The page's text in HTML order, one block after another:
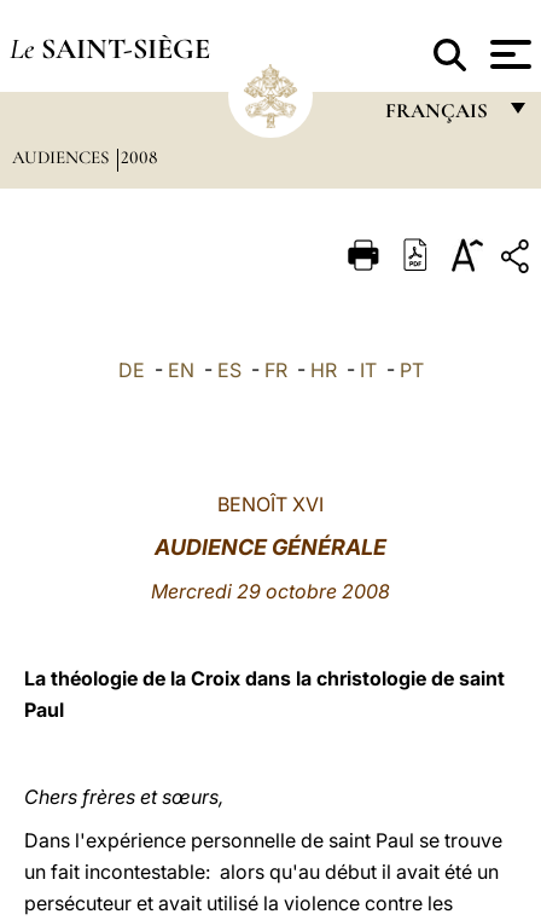
Le SAINT-SIÈGE
FRANÇAIS
ITALIANO
中文
LATINE
AUDIENCES 2008
DE - EN - ES- FR- HR- IT- PT
BENOÎT XVI
AUDIENCE GÉNÉRALE
Mercredi 29 octobre 2008
La théologie de la Croix dans la christologie de saint
Paul
Chers frères et sœurs,
Dans l'expérience personnelle de saint Paul se trouve
un fait incontestable: alors qu'au début il avait été un
persécuteur et avait utilisé la violence contre les